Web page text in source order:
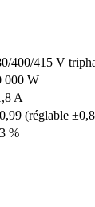
400/415 V
000 W
A
(réglable
%